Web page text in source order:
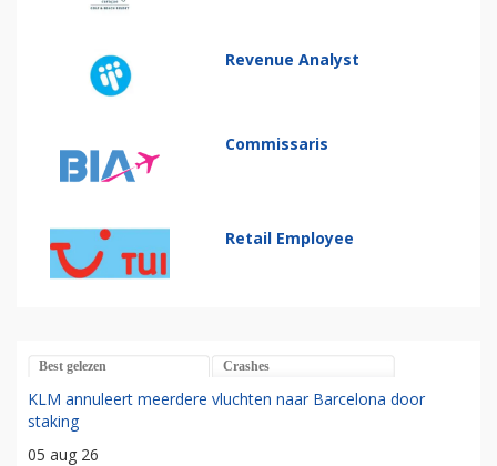
Revenue Analyst
Commissaris
Retail Employee
Best gelezen Crashes
KLM annuleert meerdere vluchten naar Barcelona door
staking
05 aug 26